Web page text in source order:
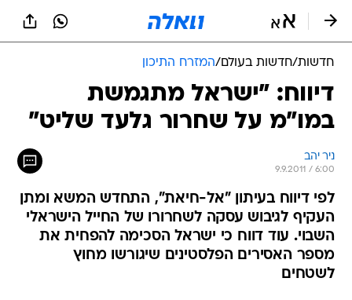
חדשות/חדשות בעולם/המזרח התיכון
דיווח: "ישראל מתגמשת
במו"מ על שחרור גלעד שליט"
ניר יהב
9.9.2011 / 6:00
לפי דיווח בעיתון "אל-חיאת", התחדש המשא ומתן
העקיף לגיבוש עסקה לשחרורו של החייל הישראלי
השבוי. עוד דווח כי ישראל הסכימה להפחית את
מספר האסירים הפלסטינים שיגורשו מחוץ
לשטחים